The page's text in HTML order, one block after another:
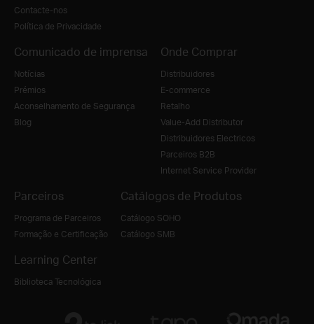
Contacte-nos
Política de Privacidade
Comunicado de imprensa
Notícias
Prémios
Aconselhamento de Segurança
Blog
Onde Comprar
Distribuidores
E-commerce
Retalho
Value-Add Distributor
Distribuidores Electricos
Parceiros B2B
Internet Service Provider
Parceiros
Programa de Parceiros
Formação e Certificação
Catálogos de Produtos
Catálogo SOHO
Catálogo SMB
Learning Center
Biblioteca Tecnológica